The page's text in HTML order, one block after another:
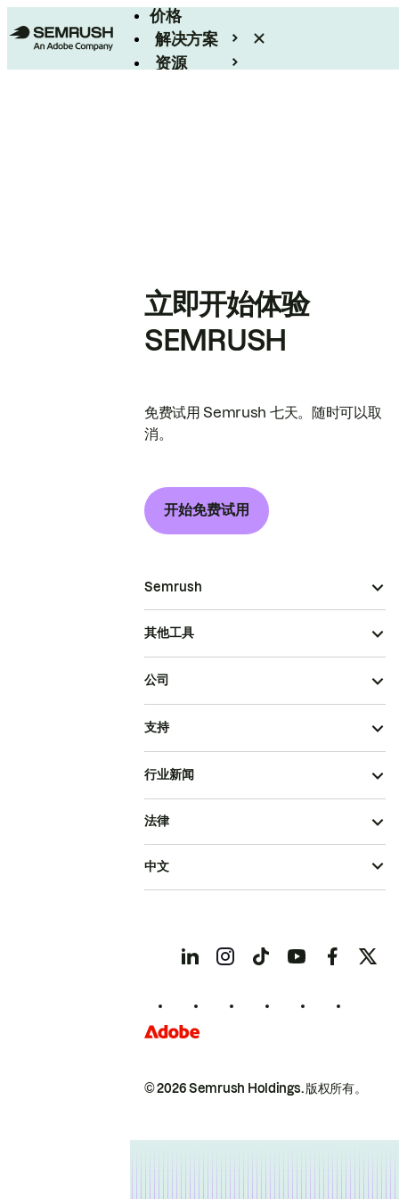
价格
解决方案
资源
立即开始体验
SEMRUSH
免费试用 Semrush 七天。随时可以取
消。
开始免费试用
Semrush
其他工具
公司
支持
行业新闻
© 2026 Semrush Holdings.版权所有。
法律
中文